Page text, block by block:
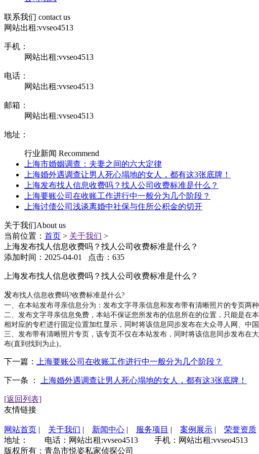
联系我们 contact us
网站出租:vvseo4513
手机：
网站出租:vvseo4513
电话：
网站出租:vvseo4513
邮箱：
网站出租:vvseo4513
地址：
行业新闻 Recommend
上海市婚姻调查：夫妻之间的六大定律
上海婚外遇调查让男人死心塌地的女人，都有这3张底牌！
上海发布找人信息收费吗？找人公司收费标准是什么？
上海要账公司在收账工作进行中一般分为几个阶段？
上海讨债公司浅谈离婚中社保与住所公积金的切开
关于我们About us
当前位置： 首页 > 关于我们 >
上海发布找人信息收费吗？找人公司收费标准是什么？
添加时间：2025-04-01 点击：635
上海发布找人信息收费吗？找人公司收费标准是什么？
发布找人信息收费吗?收费标准是什么?
一、在本站发布寻亲信息分为：发布文字寻亲信息和发布带有清晰照片的专页两种
二、发布文字寻亲信息免费，本站不保证您所发布的信息所在的位置，只能是在
相对应的专栏进行固定位置加红显示，同时将该信息同步发布在大众寻人网、中
三、发布带有清晰照片专页，该专页不仅在本站发布，同时将该信息同步发布在
布(直到找到为止)。
下一篇： 上海要账公司在收账工作进行中一般分为几个阶段？
下一条 ： 上海婚外遇调查让男人死心塌地的女人，都有这3张底牌！
[返回列表]
友情链接
网站首页 | 关于我们 | 新闻中心 | 服务项目 | 案例展示 | 荣誉资质
地址： 电话：网站出租:vvseo4513 手机：网站出租:vvseo4513
版权所有：青岛市悦姿私家侦探公司